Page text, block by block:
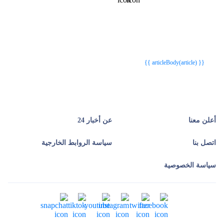
{{ articleBody(article) }}
أعلن معنا عن أخبار 24
اتصل بنا سياسة الروابط الخارجية
سياسة الخصوصية